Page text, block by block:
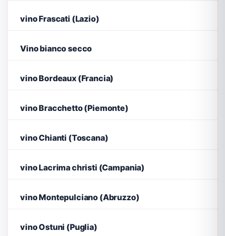
vino Frascati (Lazio)
Vino bianco secco
vino Bordeaux (Francia)
vino Bracchetto (Piemonte)
vino Chianti (Toscana)
vino Lacrima christi (Campania)
vino Montepulciano (Abruzzo)
vino Ostuni (Puglia)